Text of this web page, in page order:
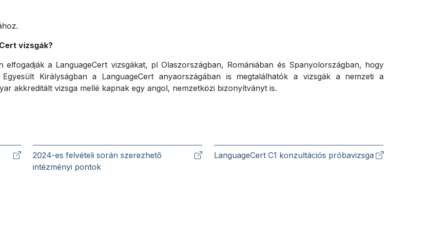
vizsgák?
elfogadják a LanguageCert vizsgákat, pl Olaszországban, Romániában és Spanyolországban, hogy
Királyságban a LanguageCert anyaországában is megtalálhatók a vizsgák a nemzeti a
akkreditált vizsga mellé kapnak egy angol, nemzetközi bizonyítványt is.
2024-es felvételi során szerezhető
intézményi pontok
LanguageCert C1 konzultációs próbavizsga